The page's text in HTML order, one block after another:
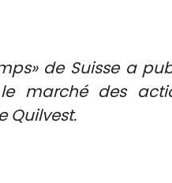
de Suisse a
marché des
Quilvest.